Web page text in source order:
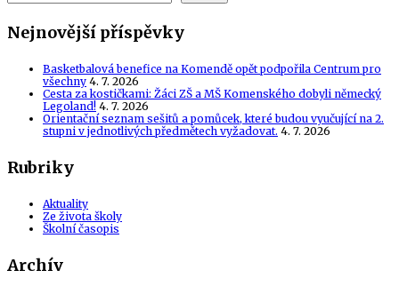
Nejnovější příspěvky
Basketbalová benefice na Komendě opět podpořila Centrum pro
všechny 4. 7. 2026
Cesta za kostičkami: Žáci ZŠ a MŠ Komenského dobyli německý
Legoland! 4. 7. 2026
Orientační seznam sešitů a pomůcek, které budou vyučující na 2.
stupni v jednotlivých předmětech vyžadovat. 4. 7. 2026
Rubriky
Aktuality
Ze života školy
Školní časopis
Archív